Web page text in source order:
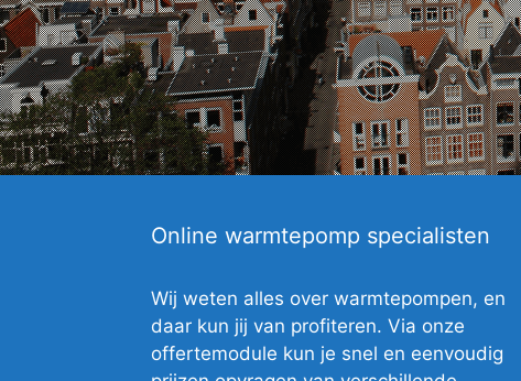
Online warmtepomp specialisten
Wij weten alles over warmtepompen, en
daar kun jij van profiteren. Via onze
offertemodule kun je snel en eenvoudig